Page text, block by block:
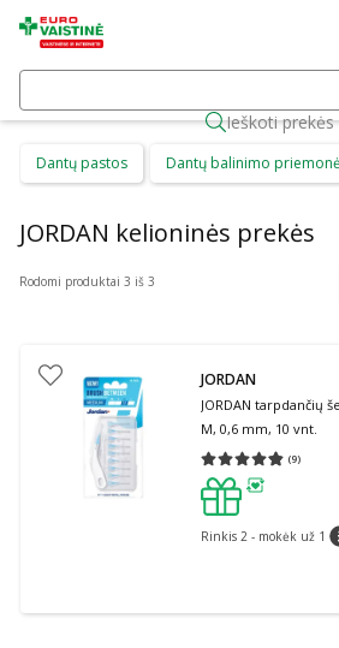
Ieškoti prekės
Dantų pastos Dantų balinimo
JORDAN kelioninės prekės
Rodomi produktai 3 iš 3
JORDAN
JORDAN tarpdančių
M, 0,6 mm, 10 vnt.
(9)
Vidutinis įvertinimas 4.78
patarimas
Rinkis 2 - mokėk už 1